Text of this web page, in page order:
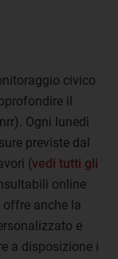
civico
il
Ogni lunedì
previste dal
(vedi tutti gli
online
offre anche la
e
a disposizione i